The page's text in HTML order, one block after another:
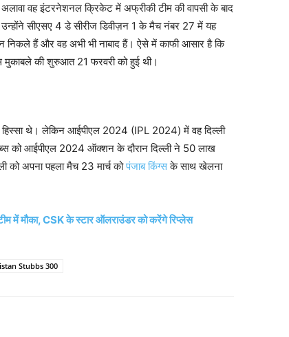
वह इंटरनेशनल क्रिकेट में अफ्रीकी टीम की वापसी के बाद
सीएसए 4 डे सीरीज डिवीज़न 1 के मैच नंबर 27 में यह
हैं और वह अभी भी नाबाद हैं। ऐसे में काफी आसार है कि
की शुरुआत 21 फरवरी को हुई थी।
हिस्सा थे। लेकिन आईपीएल 2024 (IPL 2024) में वह दिल्ली
को आईपीएल 2024 ऑक्शन के दौरान दिल्ली ने 50 लाख
को अपना पहला मैच 23 मार्च कोपंजाब किंग्सके साथ खेलना
में मौका, CSK के स्टार ऑलराउंडर को करेंगे रिप्लेस
Stubbs 300